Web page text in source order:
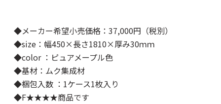
◆メーカー希望小売価格：37,000円（税別）
◆size：幅450×長さ1810×厚み30ｍｍ
◆color ：ピュアメープル色
◆基材：ムク集成材
◆梱包入数 ：1ケース1枚入り
◆F★★★★商品です